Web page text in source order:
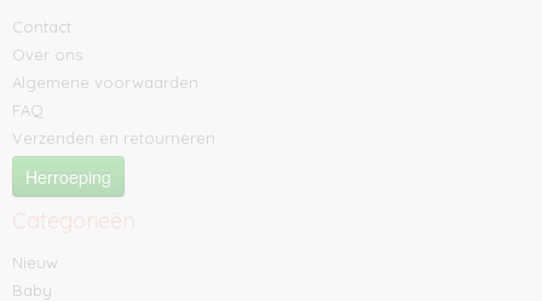
Contact
Over ons
Algemene voorwaarden
FAQ
Verzenden en retourneren
Herroeping
Categorieën
Nieuw
Baby